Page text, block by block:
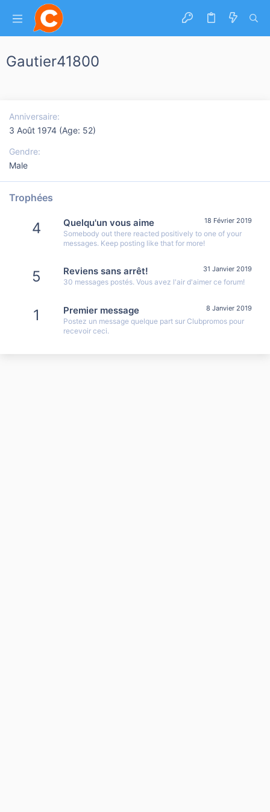
Gautier41800
Anniversaire
3 Août 1974 (Age: 52)
Gendre
Male
Trophées
4 18 Février 2019
Quelqu'un vous aime
Somebody out there reacted positively to one of your
messages. Keep posting like that for more!
5 31 Janvier 2019
Reviens sans arrêt!
30 messages postés. Vous avez l'air d'aimer ce forum!
1 8 Janvier 2019
Premier message
Postez un message quelque part sur Clubpromos pour
recevoir ceci.